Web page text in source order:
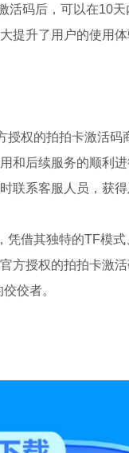
活码后，可以在10
提升了用户的使用体
授权的拍拍卡激活
和后续服务的顺利
联系客服人员，获得
凭借其独特的TF模
方授权的拍拍卡激
佼者。